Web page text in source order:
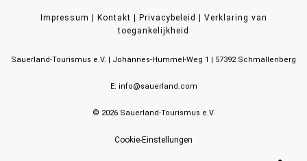
Impressum | Kontakt | Privacybeleid | Verklaring van
toegankelijkheid
Sauerland-Tourismus e.V. Johannes-Hummel-Weg 1 57392 Schmallenberg
E: info@sauerland.com
© 2026 Sauerland-Tourismus e.V.
Cookie-Einstellungen